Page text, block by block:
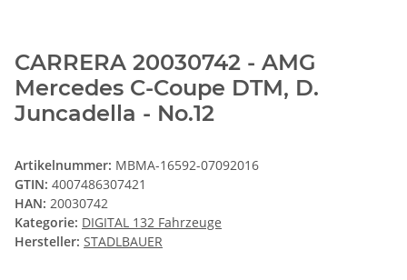
CARRERA 20030742 - AMG
Mercedes C-Coupe DTM, D.
Juncadella - No.12
Artikelnummer: MBMA-16592-07092016
GTIN: 4007486307421
HAN: 20030742
Kategorie: DIGITAL 132 Fahrzeuge
Hersteller: STADLBAUER